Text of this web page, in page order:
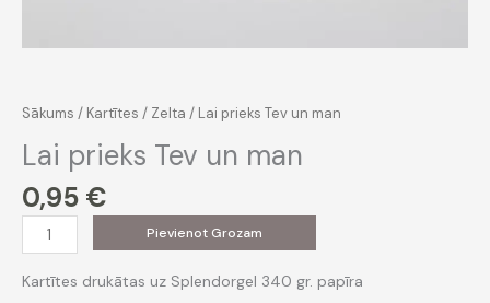
Sākums / Kartītes / Zelta / Lai prieks Tev un man
Lai prieks Tev un man
0,95 €
prieks
Tev
Pievienot Grozam
Kartītes drukātas uz Splendorgel 340 gr. papīra